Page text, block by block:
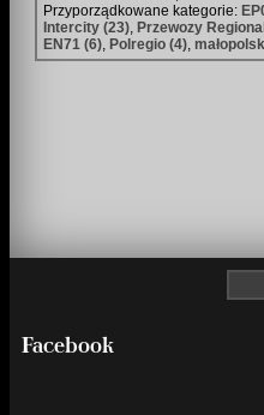
Przyporządkowane kategorie:
Intercity (23), Przewozy
EN71 (6), Polregio (4),
Facebook